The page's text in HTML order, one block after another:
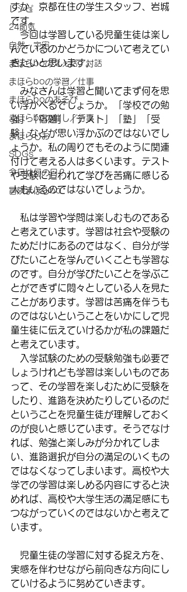
レシピ
24節気
自然・宇宙
まほらboのえぇ話／対話
まほらboの学習／仕事
まほらboのあそび
まほらboの催し／行事
まほらじお
SDGs
今日は何の日？
冒険まほらbo
すか。京都在住の学生スタッフ、岩城
です。
今回は学習している児童生徒は楽し
んでいるのかどうかについて考えてい
きたいと思います。
みなさんは学習と聞いてまず何を思
い浮かべるでしょうか。「学校での勉
強」「宿題」「テスト」「塾」「受
験」などが思い浮かぶのではないでし
ょうか。私の周りでもそのように関連
付けて考える人は多くいます。テスト
や受験に追われて学びを苦痛に感じる
人もいるのではないでしょうか。
私は学習や学問は楽しむものである
と考えています。学習は社会や受験の
ためだけにあるのではなく、自分が学
びたいことを学んでいくことも学習な
のです。自分が学びたいことを学ぶこ
とができずに悶々としている人を見た
ことがあります。学習は苦痛を伴うも
のではないということをいかにして児
童生徒に伝えていけるかが私の課題だ
と考えています。
入学試験のための受験勉強も必要で
しょうけれども学習は楽しいものであ
って、その学習を楽しむために受験を
したり、進路を決めたりしているのだ
ということを児童生徒が理解しておく
のが良いと感じています。そうでなけ
れば、勉強と楽しみが分かれてしま
い、進路選択が自分の満足のいくもの
ではなくなってしまいます。高校や大
学での学習は楽しめる内容にすると決
めれば、高校や大学生活の満足感にも
つながっていくのではないかと考えて
います。
児童生徒の学習に対する捉え方を、
実感を伴わせながら前向きな方向にし
ていけるように努めていきます。